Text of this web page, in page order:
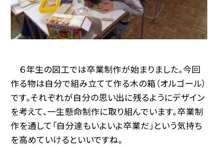
６年生の図工では卒業制作が始まりました。今回
作る物は自分で組み立てて作る木の箱（オルゴール）
です。それぞれが自分の思い出に残るようにデザイン
を考えて、一生懸命制作に取り組んでいます。卒業制
作を通して「自分達もいよいよ卒業だ」という気持ち
を高めていけるといいですね。